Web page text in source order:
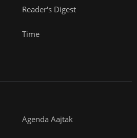
Reader's Digest
Time
Agenda Aajtak